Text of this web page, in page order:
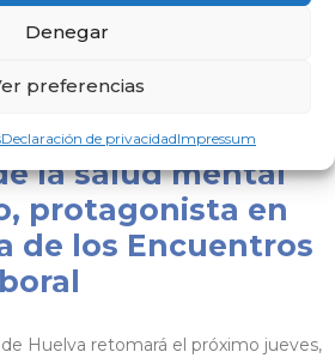
Denegar
preferencias
Declaración de privacidadImpressum
Médica Colegial (OMC), el
Instituto de Salud Carlos III (ISCIII),
la salud mental
protagonista en
de los Encuentros
Huelva retomará el próximo jueves,